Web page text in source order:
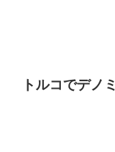
トルコでデノミ